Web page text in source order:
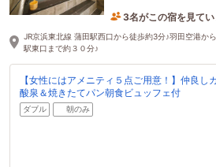
3名がこの宿を見て
22分前に予約されま
JR京浜東北線 蒲田駅西口から徒歩約3分♪羽田空港か
駅東口まで約３０分♪
【女性にはアメニティ５点ご用意！】仲良
酸泉＆焼きたてパン朝食ビュッフェ付
ダブル 朝のみ